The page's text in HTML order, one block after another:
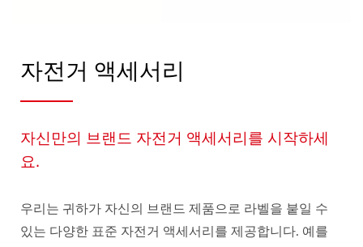
자전거 액세서리
자신만의 브랜드 자전거 액세서리를 시작하세
요.
우리는 귀하가 자신의 브랜드 제품으로 라벨을 붙일 수
있는 다양한 표준 자전거 액세서리를 제공합니다. 예를